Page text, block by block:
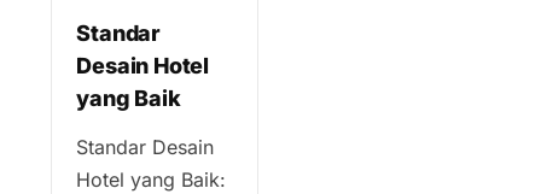
Standar
Desain Hotel
yang Baik
Standar Desain
Hotel yang Baik: